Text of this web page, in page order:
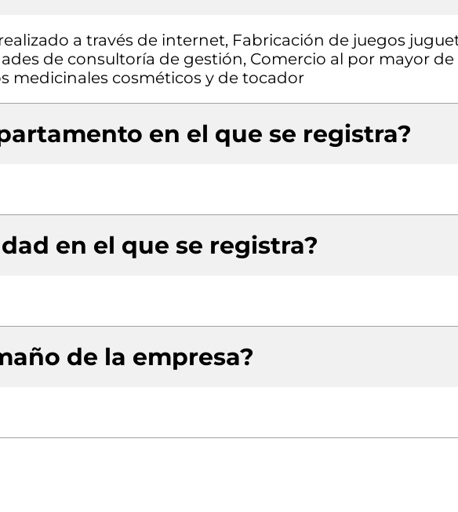
a través de internet, Fabricación de juegos
de consultoría de gestión, Comercio al por mayor de
medicinales cosméticos y de tocador
en el que se registra?
en el que se registra?
de la empresa?